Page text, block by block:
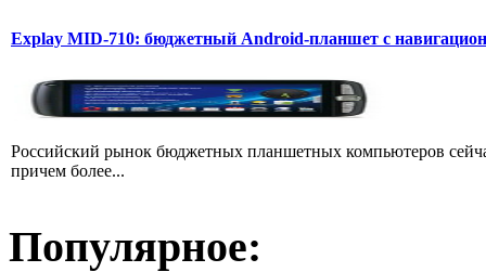
Explay MID-710: бюджетный Android-планшет с
Российский рынок бюджетных планшетных компьютеров
причем более...
Популярное: